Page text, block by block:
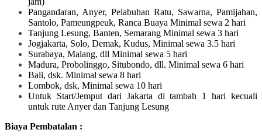
Pangandaran, Anyer, Pelabuhan Ratu, Sawarna, Pamijahan,
Santolo, Pameungpeuk, Ranca Buaya Minimal sewa 2 hari
Tanjung Lesung, Banten, Semarang Minimal sewa 3 hari
Jogjakarta, Solo, Demak, Kudus, Minimal sewa 3.5 hari
Surabaya, Malang, dll Minimal sewa 5 hari
Madura, Probolinggo, Situbondo, dll. Minimal sewa 6 hari
Bali, dsk. Minimal sewa 8 hari
Lombok, dsk, Minimal sewa 10 hari
Untuk Start/Jemput dari Jakarta di tambah 1 hari kecuali
untuk rute Anyer dan Tanjung Lesung
Biaya Pembatalan :